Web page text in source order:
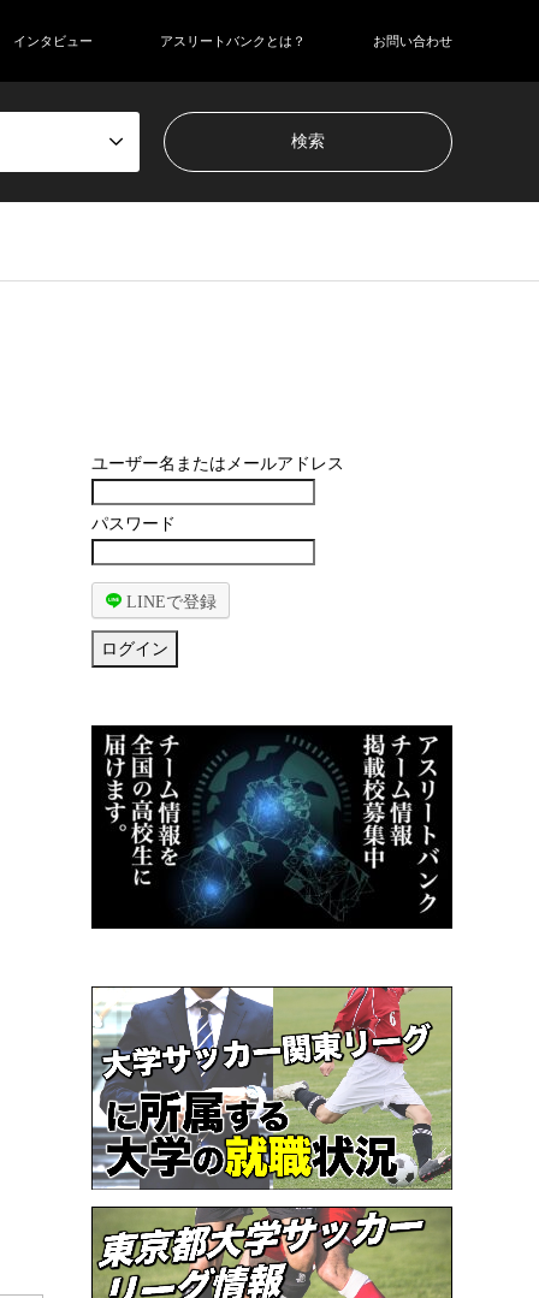
インタビュー アスリートバンクとは？ お問い合わせ
ユーザー名またはメールアドレス
パスワード
LINEで登録